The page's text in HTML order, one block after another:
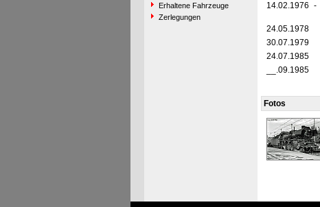
Erhaltene Fahrzeuge
Zerlegungen
14.02.1976 -
24.05.1978
30.07.1979
24.07.1985
__.09.1985
Fotos